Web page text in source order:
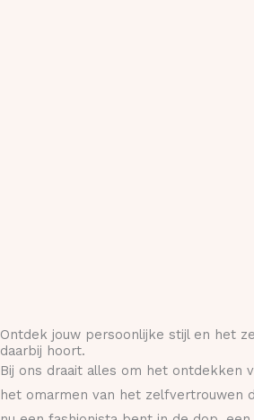
Ontdek jouw persoonlijke stijl en het
daarbij hoort.
Bij ons draait alles om het ontdekken
het omarmen van het zelfvertrouwen